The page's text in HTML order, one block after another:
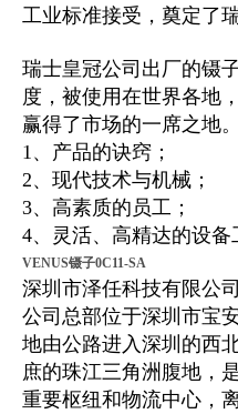
工业标准接受，奠定了
瑞士皇冠公司出厂的镊
度，被使用在世界各地
赢得了市场的一席之地
1、产品的诀窍；
2、现代技术与机械；
3、高素质的员工；
4、灵活、高精达的设备
VENUS镊子0C11-SA
深圳市泽任科技有限公
公司总部位于深圳市宝
地由公路进入深圳的西
庶的珠江三角洲腹地，
重要枢纽和物流中心，